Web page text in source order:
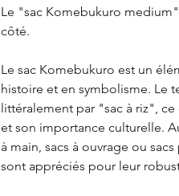
Le "sac Komebukuro
côté.
Le sac Komebukuro est un
histoire et en symbolisme. Le
littéralement par "sac à riz",
et son importance culturelle.
à main, sacs à ouvrage ou
sont appréciés pour leur